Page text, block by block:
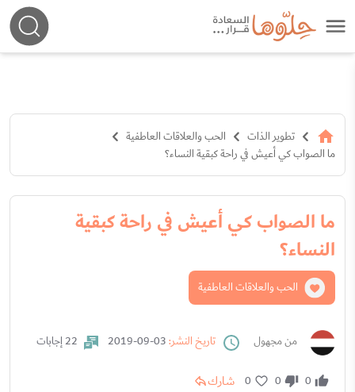
تطوير الذات
الحب والعلاقات العاطفية
ما الصواب كي أعيش في راحة كبقية النساء؟
ما الصواب كي أعيش في راحة كبقية
النساء؟
الحب والعلاقات العاطفية
من مجهول تاريخ النشر: 22 إجابات
0
0
0 شارك